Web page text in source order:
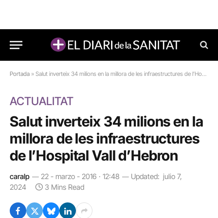
Portada » Salut inverteix 34 milions en la millora de les infraestructures de l’Hospital Vall d’Hebron
ACTUALITAT
Salut inverteix 34 milions en la
millora de les infraestructures
de l’Hospital Vall d’Hebron
caralp 22 - marzo - 2016 · 12:48 Updated: julio 7,
2024
3 Mins Read